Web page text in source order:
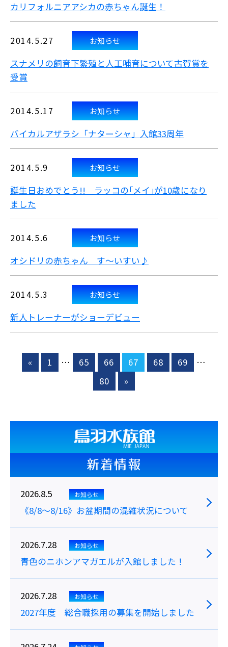
カリフォルニアアシカの赤ちゃん誕生！
2014.5.27 お知らせ
スナメリの飼育下繁殖と人工哺育について古賀賞を
受賞
2014.5.17 お知らせ
バイカルアザラシ「ナターシャ」入館33周年
2014.5.9 お知らせ
誕生日おめでとう!! ラッコの｢メイ｣が10歳になり
ました
2014.5.6 お知らせ
オシドリの赤ちゃん す～いすい♪
2014.5.3 お知らせ
新人トレーナーがショーデビュー
« 1 … 65 66 67 68 69
…
80
»
新着情報
2026.8.5 お知らせ
《8/8～8/16》お盆期間の混雑状況について
2026.7.28 お知らせ
青色のニホンアマガエルが入館しました！
2026.7.28 お知らせ
2027年度 総合職採用の募集を開始しました